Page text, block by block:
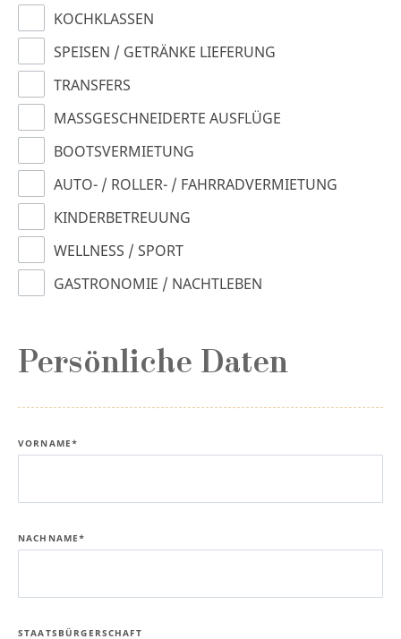
KOCHKLASSEN
SPEISEN / GETRÄNKE LIEFERUNG
TRANSFERS
MASSGESCHNEIDERTE AUSFLÜGE
BOOTSVERMIETUNG
AUTO- / ROLLER- / FAHRRADVERMIETUNG
KINDERBETREUUNG
WELLNESS / SPORT
GASTRONOMIE / NACHTLEBEN
Persönliche Daten
VORNAME*
NACHNAME*
STAATSBÜRGERSCHAFT